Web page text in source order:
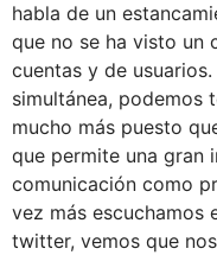
habla de un
que no se ha visto un
cuentas y de
simultánea, podemos
mucho más puesto
que permite una gran
comunicación como
vez más escuchamos
twitter, vemos que